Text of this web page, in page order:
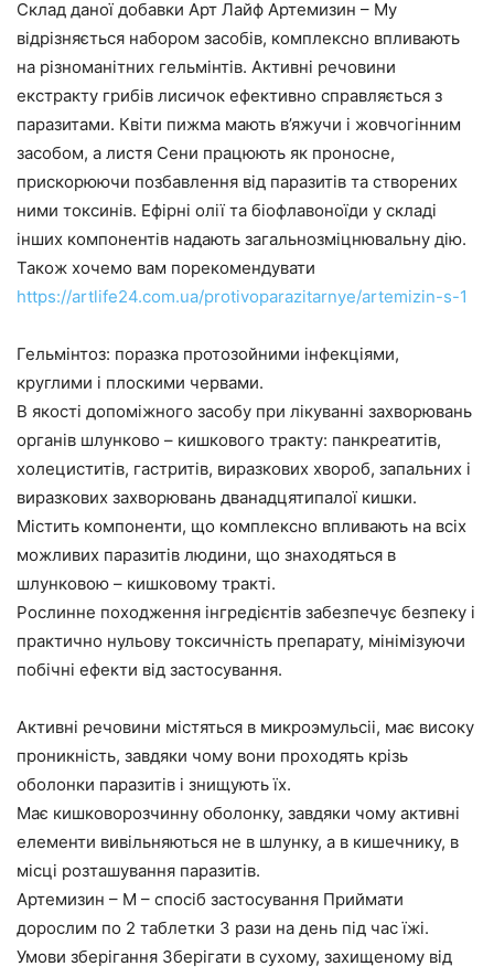
Склад даної добавки Арт Лайф Артемизин – Му
відрізняється набором засобів, комплексно впливають
на різноманітних гельмінтів. Активні речовини
екстракту грибів лисичок ефективно справляється з
паразитами. Квіти пижма мають в’яжучи і жовчогінним
засобом, а листя Сени працюють як проносне,
прискорюючи позбавлення від паразитів та створених
ними токсинів. Ефірні олії та біофлавоноїди у складі
інших компонентів надають загальнозміцнювальну дію.
Також хочемо вам порекомендувати
https://artlife24.com.ua/protivoparazitarnye/artemizin-s-1
Гельмінтоз: поразка протозойними інфекціями,
круглими і плоскими червами.
В якості допоміжного засобу при лікуванні захворювань
органів шлунково – кишкового тракту: панкреатитів,
холециститів, гастритів, виразкових хвороб, запальних і
виразкових захворювань дванадцятипалої кишки.
Містить компоненти, що комплексно впливають на всіх
можливих паразитів людини, що знаходяться в
шлунковою – кишковому тракті.
Рослинне походження інгредієнтів забезпечує безпеку і
практично нульову токсичність препарату, мінімізуючи
побічні ефекти від застосування.
Активні речовини містяться в микроэмульсіі, має високу
проникність, завдяки чому вони проходять крізь
оболонки паразитів і знищують їх.
Має кишковорозчинну оболонку, завдяки чому активні
елементи вивільняються не в шлунку, а в кишечнику, в
місці розташування паразитів.
Артемизин – М – спосіб застосування Приймати
дорослим по 2 таблетки 3 рази на день під час їжі.
Умови зберігання Зберігати в сухому, захищеному від